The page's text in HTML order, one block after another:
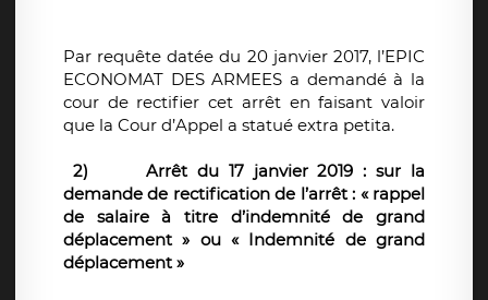
Par requête datée du 20 janvier 2017, l’EPIC
ECONOMAT DES ARMEES a demandé à la
cour de rectifier cet arrêt en faisant valoir
que la Cour d’Appel a statué extra petita.
2)
Arrêt du 17 janvier 2019 : sur la
demande de rectification de l’arrêt : « rappel
de salaire à titre d’indemnité de grand
déplacement » ou « Indemnité de grand
déplacement »